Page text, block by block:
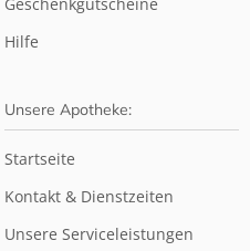
Hilfe
Unsere Apotheke:
Startseite
Kontakt & Dienstzeiten
Unsere Serviceleistungen